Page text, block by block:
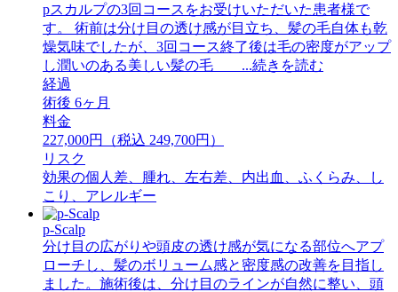
pスカルプの3回コースをお受けいただいた患者様で
す。 術前は分け目の透け感が目立ち、髪の毛自体も乾
燥気味でしたが、3回コース終了後は毛の密度がアップ
し潤いのある美しい髪の毛 ...続きを読む
経過
術後 6ヶ月
料金
227,000円（税込 249,700円）
リスク
効果の個人差、腫れ、左右差、内出血、ふくらみ、し
こり、アレルギー
p-Scalp
分け目の広がりや頭皮の透け感が気になる部位へアプ
ローチし、髪のボリューム感と密度感の改善を目指し
ました。施術後は、分け目のラインが自然に整い、頭